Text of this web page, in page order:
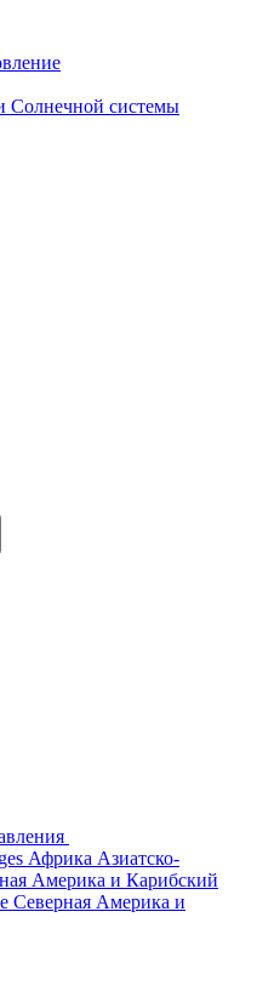
Солнечной системы
Африка Азиатско-
Америка и Карибский
Северная Америка и